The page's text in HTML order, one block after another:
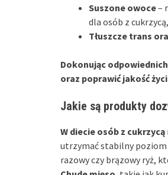
Suszone owoce–
dla osób z cukrzycą,
Tłuszcze trans
Dokonując
oraz poprawić jakość
Jakie są produkty
W diecie osób z cukrzycą
utrzymać stabilny
razowy czy brązowy ryż,